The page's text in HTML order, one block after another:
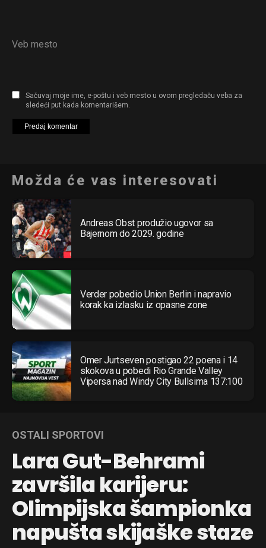
Veb mesto
Sačuvaj moje ime, e-poštu i veb mesto u ovom pregledaču veba za
sledeći put kada komentarišem.
Možda će vas interesovati
Andreas Obst produžio ugovor sa
Bajernom do 2029. godine
Verder pobedio Union Berlin i napravio
korak ka izlasku iz opasne zone
Omer Jurtseven postigao 22 poena i 14
skokova u pobedi Rio Grande Valley
Vipersa nad Windy City Bullsima 137:100
OSTALI SPORTOVI
Lara Gut-Behrami
završila karijeru:
Olimpijska šampionka
napušta skijaške staze